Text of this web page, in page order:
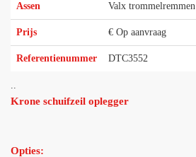
Assen Valx trommelremmen
Prijs € Op aanvraag
Referentienummer DTC3552
..
Krone schuifzeil oplegger
Opties: